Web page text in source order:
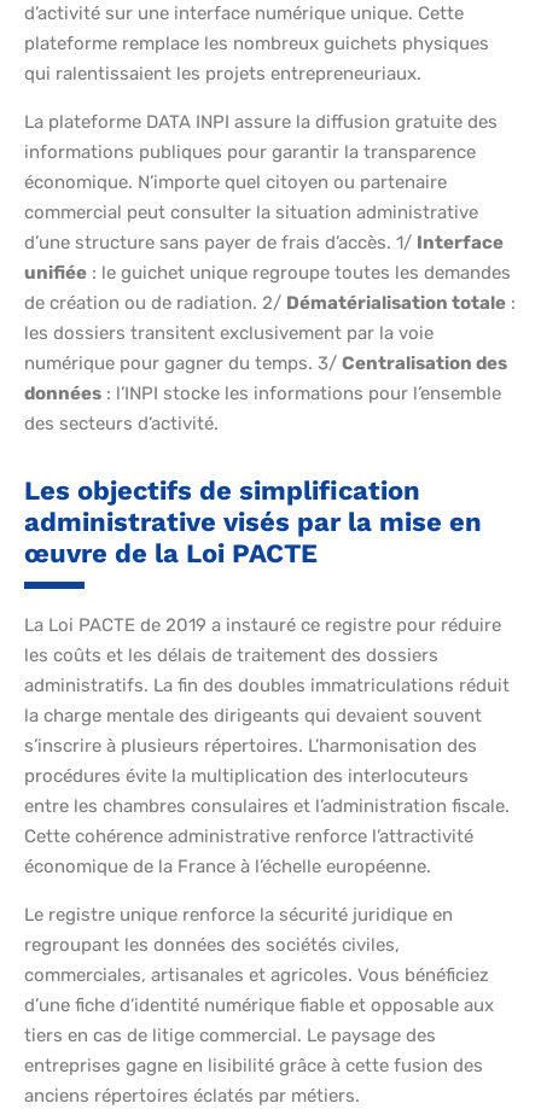
d’activité sur une interface numérique unique. Cette
plateforme remplace les nombreux guichets physiques
qui ralentissaient les projets entrepreneuriaux.
La plateforme DATA INPI assure la diffusion gratuite des
informations publiques pour garantir la transparence
économique. N’importe quel citoyen ou partenaire
commercial peut consulter la situation administrative
d’une structure sans payer de frais d’accès. 1/ Interface
unifiée : le guichet unique regroupe toutes les demandes
de création ou de radiation. 2/ Dématérialisation totale :
les dossiers transitent exclusivement par la voie
numérique pour gagner du temps. 3/ Centralisation des
données : l’INPI stocke les informations pour l’ensemble
des secteurs d’activité.
Les objectifs de simplification
administrative visés par la mise en
œuvre de la Loi PACTE
La Loi PACTE de 2019 a instauré ce registre pour réduire
les coûts et les délais de traitement des dossiers
administratifs. La fin des doubles immatriculations réduit
la charge mentale des dirigeants qui devaient souvent
s’inscrire à plusieurs répertoires. L’harmonisation des
procédures évite la multiplication des interlocuteurs
entre les chambres consulaires et l’administration fiscale.
Cette cohérence administrative renforce l’attractivité
économique de la France à l’échelle européenne.
Le registre unique renforce la sécurité juridique en
regroupant les données des sociétés civiles,
commerciales, artisanales et agricoles. Vous bénéficiez
d’une fiche d’identité numérique fiable et opposable aux
tiers en cas de litige commercial. Le paysage des
entreprises gagne en lisibilité grâce à cette fusion des
anciens répertoires éclatés par métiers.